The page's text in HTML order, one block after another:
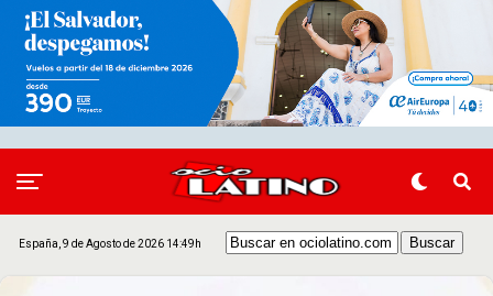
España, 9 de Agosto de 2026 14:49h